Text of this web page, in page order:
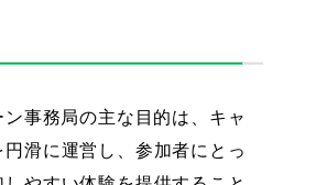
事務局の主な目的は、キャ
滑に運営し、参加者にとっ